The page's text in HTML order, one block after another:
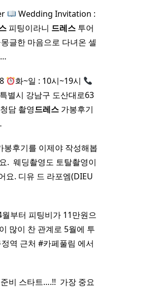
Wedding Invitation :
피팅이라니 드레스 투어
글한 마음으로 다녀온 셀
화~일 : 10시~19시
별시 강남구 도산대로63
담 촬영드레스 가봉후기
후기를 이제야 작성해봅
. ​ 웨딩촬영도 토탈촬영이
요. 디유 드 라포엠(DIEU
월부터 피팅비가 11만원으
많이 찬 관계로 5월에 투
역 근처 #카페풀림 에서
비 스타트….!! ​ 가장 중요